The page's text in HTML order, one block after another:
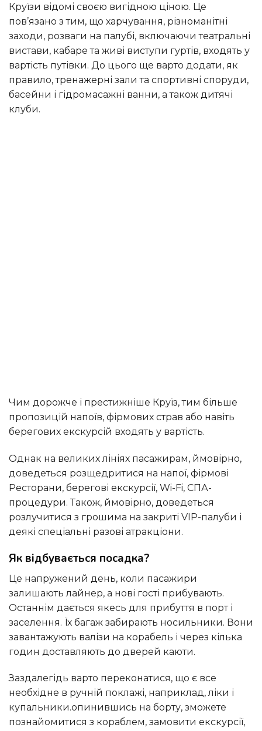
Круїзи відомі своєю вигідною ціною. Це
пов’язано з тим, що харчування, різноманітні
заходи, розваги на палубі, включаючи театральні
вистави, кабаре та живі виступи гуртів, входять у
вартість путівки. До цього ще варто додати, як
правило, тренажерні зали та спортивні споруди,
басейни і гідромасажні ванни, а також дитячі
клуби.
Чим дорожче і престижніше Круїз, тим більше
пропозицій напоїв, фірмових страв або навіть
берегових екскурсій входять у вартість.
Однак на великих лініях пасажирам, ймовірно,
доведеться розщедритися на напої, фірмові
Ресторани, берегові екскурсії, Wi-Fi, СПА-
процедури. Також, ймовірно, доведеться
розлучитися з грошима на закриті VIP-палуби і
деякі спеціальні разові атракціони.
Як відбувається посадка?
Це напружений день, коли пасажири
залишають лайнер, а нові гості прибувають.
Останнім дається якесь для прибуття в порт і
заселення. Їх багаж забирають носильники. Вони
завантажують валізи на корабель і через кілька
годин доставляють до дверей каюти.
Заздалегідь варто переконатися, що є все
необхідне в ручній поклажі, наприклад, ліки і
купальники.опинившись на борту, зможете
познайомитися з кораблем, замовити екскурсії,